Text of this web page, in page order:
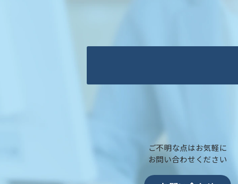
ご不明な点はお気軽に
お問い合わせください